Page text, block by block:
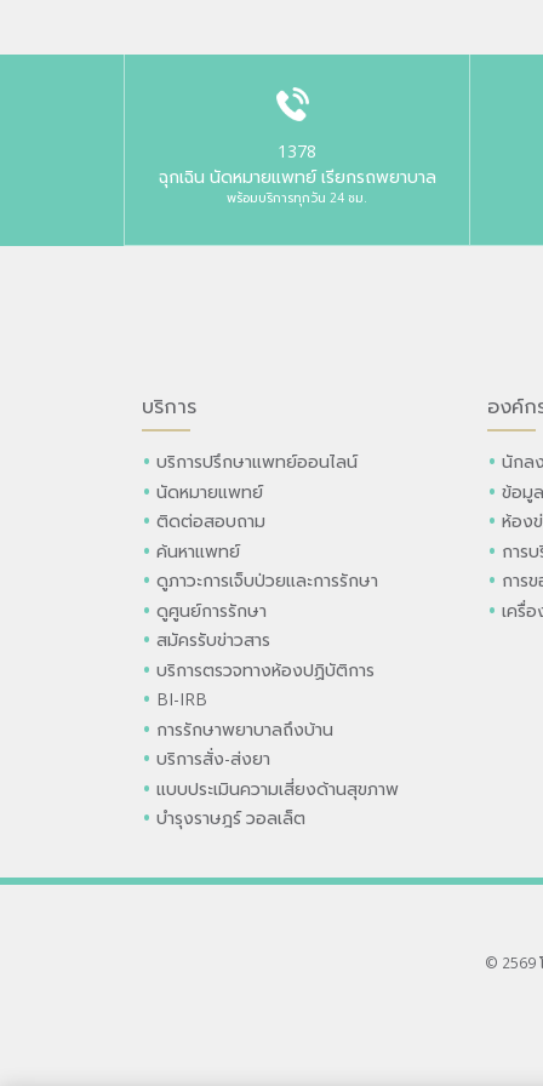
1378
ฉุกเฉิน นัดหมายแพทย์ เรียกรถพยาบาล
พร้อมบริการทุกวัน 24 ชม.
บริการ
บริการปรึกษาแพทย์ออนไลน์
นัดหมายแพทย์
ติดต่อสอบถาม
ค้นหาแพทย์
ดูภาวะการเจ็บป่วยและการรักษา
ดูศูนย์การรักษา
สมัครรับข่าวสาร
บริการตรวจทางห้องปฏิบัติการ
BI-IRB
การรักษาพยาบาลถึงบ้าน
บริการสั่ง-ส่งยา
แบบประเมินความเสี่ยงด้านสุขภาพ
บำรุงราษฎร์ วอลเล็ต
องค์ก
นักล
ข้อมู
ห้อง
การ
การ
เครื่
© 2569